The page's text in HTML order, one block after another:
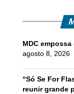
MDC
agosto 8, 2026
“Só Se For
reunir grande